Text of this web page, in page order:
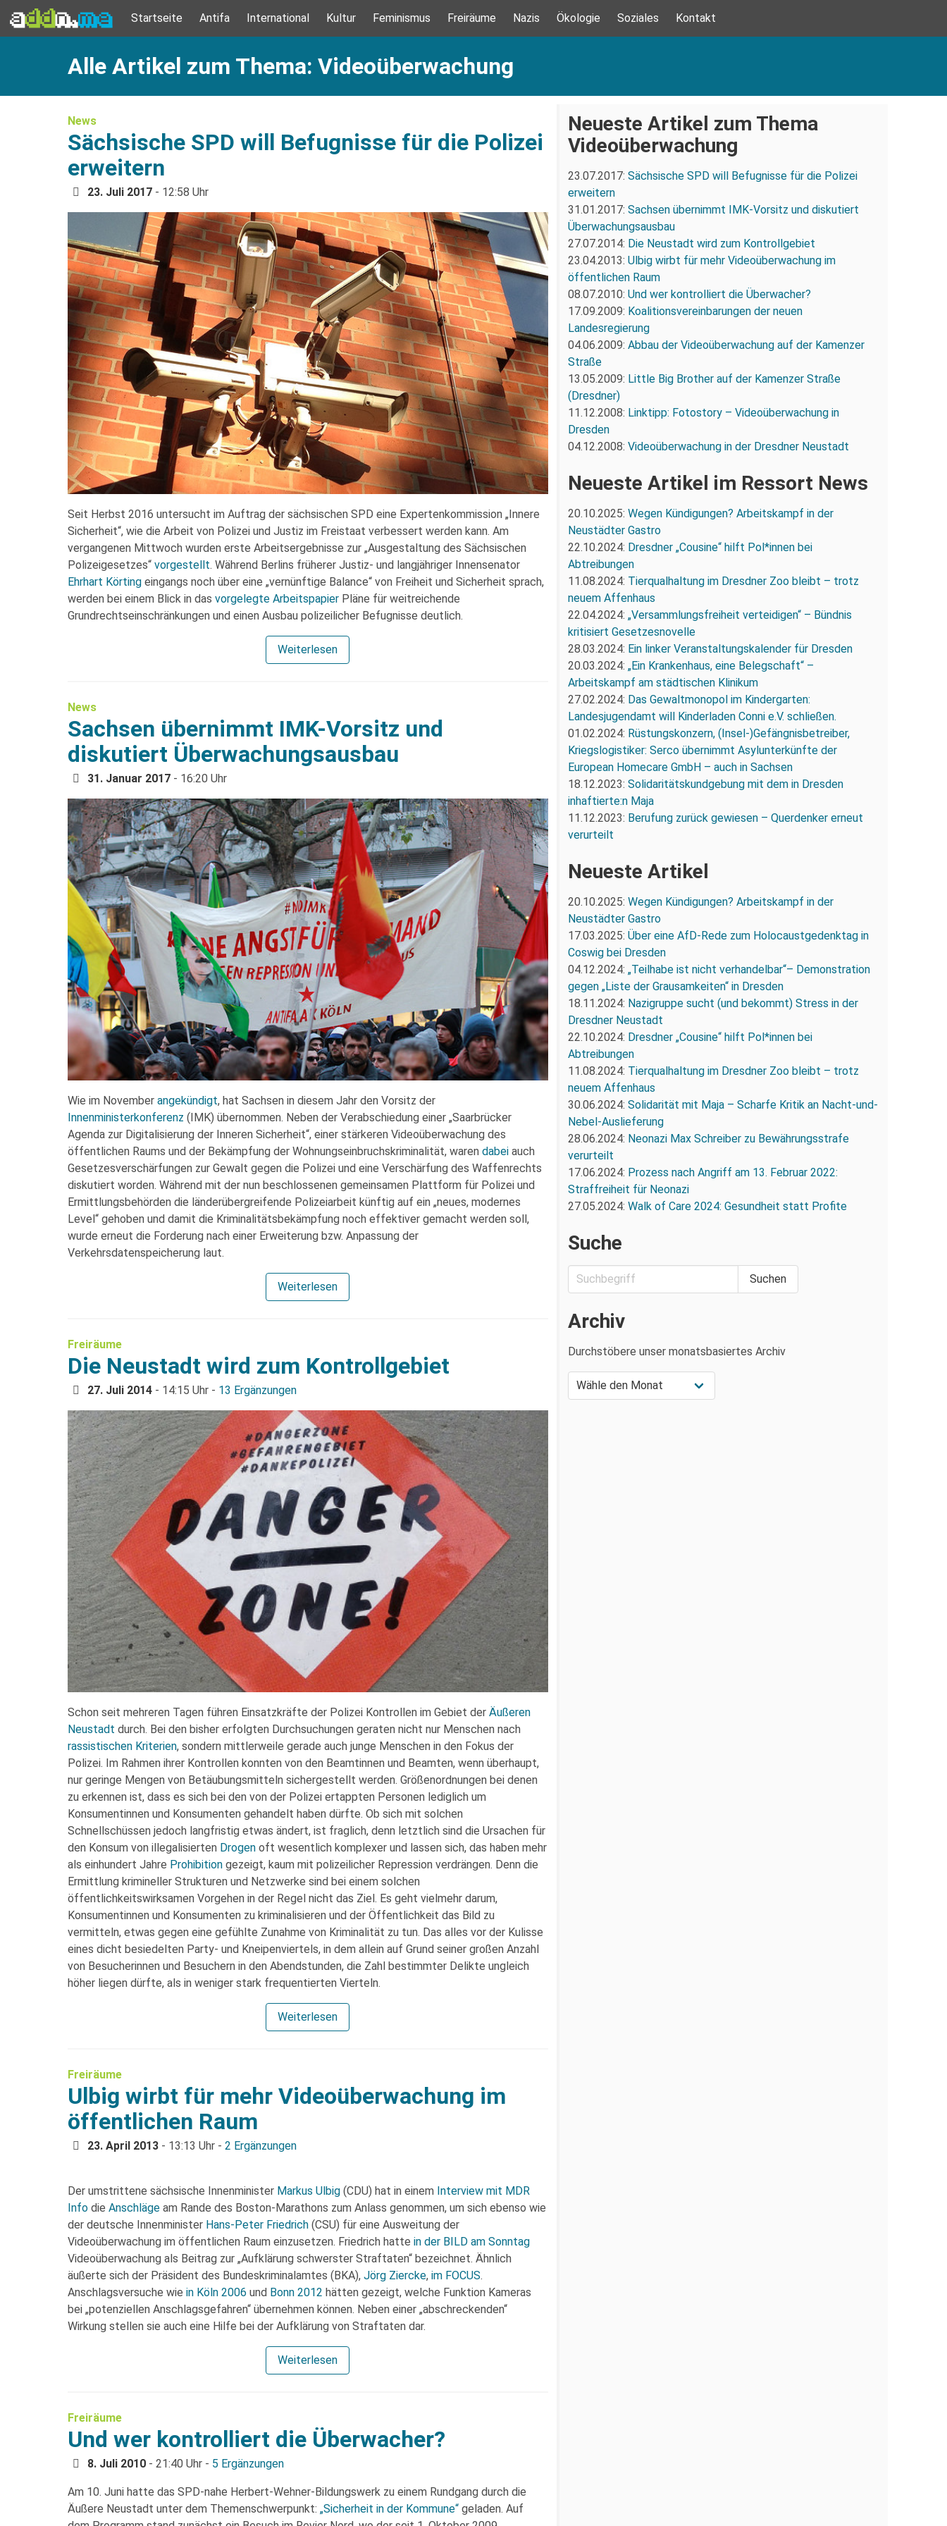
Startseite Antifa International Kultur Feminismus Freiräume Nazis Ökologie Soziales Kontakt
Alle Artikel zum Thema: Videoüberwachung
News
Sächsische SPD will Befugnisse für die Polizei
erweitern
23. Juli 2017 - 12:58 Uhr
Seit Herbst 2016 untersucht im Auftrag der sächsischen SPD eine Expertenkommission „Innere
Sicherheit“, wie die Arbeit von Polizei und Justiz im Freistaat verbessert werden kann. Am
vergangenen Mittwoch wurden erste Arbeitsergebnisse zur „Ausgestaltung des Sächsischen
Polizeigesetzes“ vorgestellt. Während Berlins früherer Justiz- und langjähriger Innensenator
Ehrhart Körting eingangs noch über eine „vernünftige Balance“ von Freiheit und Sicherheit sprach,
werden bei einem Blick in das vorgelegte Arbeitspapier Pläne für weitreichende
Grundrechtseinschränkungen und einen Ausbau polizeilicher Befugnisse deutlich.
Weiterlesen
News
Sachsen übernimmt IMK-Vorsitz und
diskutiert Überwachungsausbau
31. Januar 2017 - 16:20 Uhr
Wie im November angekündigt, hat Sachsen in diesem Jahr den Vorsitz der
Innenministerkonferenz (IMK) übernommen. Neben der Verabschiedung einer „Saarbrücker
Agenda zur Digitalisierung der Inneren Sicherheit“, einer stärkeren Videoüberwachung des
öffentlichen Raums und der Bekämpfung der Wohnungseinbruchskriminalität, waren dabei auch
Gesetzesverschärfungen zur Gewalt gegen die Polizei und eine Verschärfung des Waffenrechts
diskutiert worden. Während mit der nun beschlossenen gemeinsamen Plattform für Polizei und
Ermittlungsbehörden die länderübergreifende Polizeiarbeit künftig auf ein „neues, modernes
Level“ gehoben und damit die Kriminalitätsbekämpfung noch effektiver gemacht werden soll,
wurde erneut die Forderung nach einer Erweiterung bzw. Anpassung der
Verkehrsdatenspeicherung laut.
Weiterlesen
Freiräume
Die Neustadt wird zum Kontrollgebiet
27. Juli 2014 - 14:15 Uhr - 13 Ergänzungen
Schon seit mehreren Tagen führen Einsatzkräfte der Polizei Kontrollen im Gebiet der Äußeren
Neustadt durch. Bei den bisher erfolgten Durchsuchungen geraten nicht nur Menschen nach
rassistischen Kriterien, sondern mittlerweile gerade auch junge Menschen in den Fokus der
Polizei. Im Rahmen ihrer Kontrollen konnten von den Beamtinnen und Beamten, wenn überhaupt,
nur geringe Mengen von Betäubungsmitteln sichergestellt werden. Größenordnungen bei denen
zu erkennen ist, dass es sich bei den von der Polizei ertappten Personen lediglich um
Konsumentinnen und Konsumenten gehandelt haben dürfte. Ob sich mit solchen
Schnellschüssen jedoch langfristig etwas ändert, ist fraglich, denn letztlich sind die Ursachen für
den Konsum von illegalisierten Drogen oft wesentlich komplexer und lassen sich, das haben mehr
als einhundert Jahre Prohibition gezeigt, kaum mit polizeilicher Repression verdrängen. Denn die
Ermittlung krimineller Strukturen und Netzwerke sind bei einem solchen
öffentlichkeitswirksamen Vorgehen in der Regel nicht das Ziel. Es geht vielmehr darum,
Konsumentinnen und Konsumenten zu kriminalisieren und der Öffentlichkeit das Bild zu
vermitteln, etwas gegen eine gefühlte Zunahme von Kriminalität zu tun. Das alles vor der Kulisse
eines dicht besiedelten Party- und Kneipenviertels, in dem allein auf Grund seiner großen Anzahl
von Besucherinnen und Besuchern in den Abendstunden, die Zahl bestimmter Delikte ungleich
höher liegen dürfte, als in weniger stark frequentierten Vierteln.
Weiterlesen
Freiräume
Ulbig wirbt für mehr Videoüberwachung im
öffentlichen Raum
23. April 2013 - 13:13 Uhr - 2 Ergänzungen
Der umstrittene sächsische Innenminister Markus Ulbig (CDU) hat in einem Interview mit MDR
Info die Anschläge am Rande des Boston-Marathons zum Anlass genommen, um sich ebenso wie
der deutsche Innenminister Hans-Peter Friedrich (CSU) für eine Ausweitung der
Videoüberwachung im öffentlichen Raum einzusetzen. Friedrich hatte in der BILD am Sonntag
Videoüberwachung als Beitrag zur „Aufklärung schwerster Straftaten“ bezeichnet. Ähnlich
äußerte sich der Präsident des Bundeskriminalamtes (BKA), Jörg Ziercke, im FOCUS.
Anschlagsversuche wie in Köln 2006 und Bonn 2012 hätten gezeigt, welche Funktion Kameras
bei „potenziellen Anschlagsgefahren“ übernehmen können. Neben einer „abschreckenden“
Wirkung stellen sie auch eine Hilfe bei der Aufklärung von Straftaten dar.
Weiterlesen
Freiräume
Und wer kontrolliert die Überwacher?
8. Juli 2010 - 21:40 Uhr - 5 Ergänzungen
Am 10. Juni hatte das SPD-nahe Herbert-Wehner-Bildungswerk zu einem Rundgang durch die
Äußere Neustadt unter dem Themenschwerpunkt: „Sicherheit in der Kommune“ geladen. Auf
Neueste Artikel zum Thema
Videoüberwachung
23.07.2017: Sächsische SPD will Befugnisse für die Polizei
erweitern
31.01.2017: Sachsen übernimmt IMK-Vorsitz und diskutiert
Überwachungsausbau
27.07.2014: Die Neustadt wird zum Kontrollgebiet
23.04.2013: Ulbig wirbt für mehr Videoüberwachung im
öffentlichen Raum
08.07.2010: Und wer kontrolliert die Überwacher?
17.09.2009: Koalitionsvereinbarungen der neuen
Landesregierung
04.06.2009: Abbau der Videoüberwachung auf der Kamenzer
Straße
13.05.2009: Little Big Brother auf der Kamenzer Straße
(Dresdner)
11.12.2008: Linktipp: Fotostory – Videoüberwachung in
Dresden
04.12.2008: Videoüberwachung in der Dresdner Neustadt
Neueste Artikel im Ressort News
20.10.2025: Wegen Kündigungen? Arbeitskampf in der
Neustädter Gastro
22.10.2024: Dresdner „Cousine“ hilft Pol*innen bei
Abtreibungen
11.08.2024: Tierqualhaltung im Dresdner Zoo bleibt – trotz
neuem Affenhaus
22.04.2024: „Versammlungsfreiheit verteidigen“ – Bündnis
kritisiert Gesetzesnovelle
28.03.2024: Ein linker Veranstaltungskalender für Dresden
20.03.2024: „Ein Krankenhaus, eine Belegschaft“ –
Arbeitskampf am städtischen Klinikum
27.02.2024: Das Gewaltmonopol im Kindergarten:
Landesjugendamt will Kinderladen Conni e.V. schließen.
01.02.2024: Rüstungskonzern, (Insel-)Gefängnisbetreiber,
Kriegslogistiker: Serco übernimmt Asylunterkünfte der
European Homecare GmbH – auch in Sachsen
18.12.2023: Solidaritätskundgebung mit dem in Dresden
inhaftierte:n Maja
11.12.2023: Berufung zurück gewiesen – Querdenker erneut
verurteilt
Neueste Artikel
20.10.2025: Wegen Kündigungen? Arbeitskampf in der
Neustädter Gastro
17.03.2025: Über eine AfD-Rede zum Holocaustgedenktag in
Coswig bei Dresden
04.12.2024: „Teilhabe ist nicht verhandelbar“– Demonstration
gegen „Liste der Grausamkeiten“ in Dresden
18.11.2024: Nazigruppe sucht (und bekommt) Stress in der
Dresdner Neustadt
22.10.2024: Dresdner „Cousine“ hilft Pol*innen bei
Abtreibungen
11.08.2024: Tierqualhaltung im Dresdner Zoo bleibt – trotz
neuem Affenhaus
30.06.2024: Solidarität mit Maja – Scharfe Kritik an Nacht-und-
Nebel-Auslieferung
28.06.2024: Neonazi Max Schreiber zu Bewährungsstrafe
verurteilt
17.06.2024: Prozess nach Angriff am 13. Februar 2022:
Straffreiheit für Neonazi
27.05.2024: Walk of Care 2024: Gesundheit statt Profite
Suche
Archiv
Durchstöbere unser monatsbasiertes Archiv